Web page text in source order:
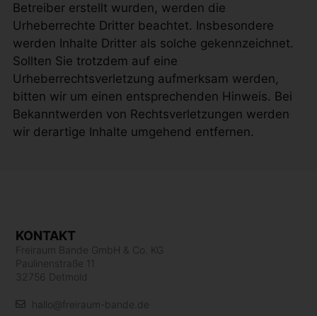
Betreiber erstellt wurden, werden die
Urheberrechte Dritter beachtet. Insbesondere
werden Inhalte Dritter als solche gekennzeichnet.
Sollten Sie trotzdem auf eine
Urheberrechtsverletzung aufmerksam werden,
bitten wir um einen entsprechenden Hinweis. Bei
Bekanntwerden von Rechtsverletzungen werden
wir derartige Inhalte umgehend entfernen.
KONTAKT
Freiraum Bande GmbH & Co. KG
Paulinenstraße 11
32756 Detmold
hallo@freiraum-bande.de